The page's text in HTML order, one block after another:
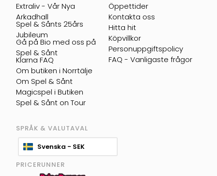
Extraliv - Vår Nya
Arkadhall
Spel & Sånts 25års
Jubileum
Gå på Bio med oss på
Spel & Sånt
Klarna FAQ
Om butiken i Norrtälje
Om Spel & Sånt
Magicspel i Butiken
Spel & Sånt on Tour
Öppettider
Kontakta oss
Hitta hit
Köpvillkor
Personuppgiftspolicy
FAQ - Vanligaste frågor
SPRÅK & VALUTAVAL
Svenska - SEK
PRICERUNNER